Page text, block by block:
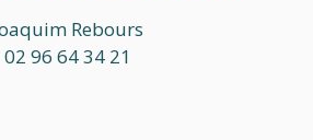
Rebours
02 96 64 34 21